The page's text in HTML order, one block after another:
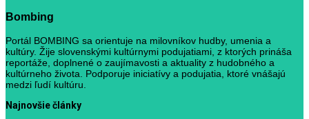
Bombing
Portál BOMBING sa orientuje na milovníkov hudby, umenia a
kultúry. Žije slovenskými kultúrnymi podujatiami, z ktorých prináša
reportáže, doplnené o zaujímavosti a aktuality z hudobného a
kultúrneho života. Podporuje iniciatívy a podujatia, ktoré vnášajú
medzi ľudí kultúru.
Najnovšie články